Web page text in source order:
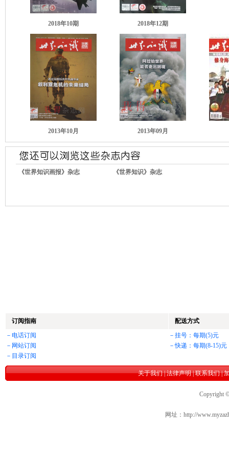
2018年10期 2018年12期
2013年10月 2013年09月
《世界知识画报》杂志 《世界知识》杂志